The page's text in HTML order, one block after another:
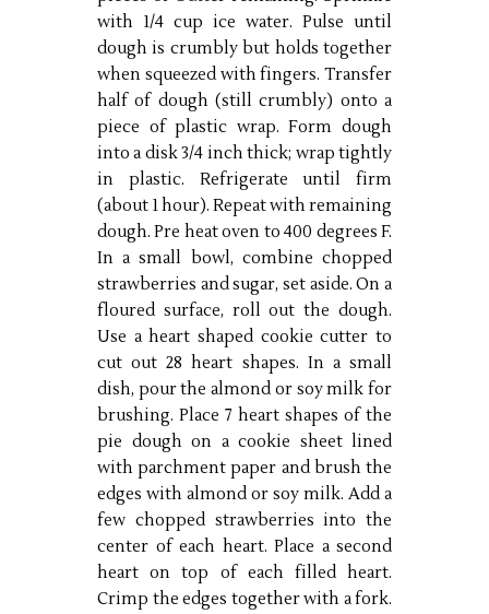
with 1/4 cup ice water. Pulse until
dough is crumbly but holds together
when squeezed with fingers. Transfer
half of dough (still crumbly) onto a
piece of plastic wrap. Form dough
into a disk 3/4 inch thick; wrap tightly
in plastic. Refrigerate until firm
(about 1 hour). Repeat with remaining
dough. Pre heat oven to 400 degrees F.
In a small bowl, combine chopped
strawberries and sugar, set aside.On a
floured surface, roll out the dough.
Use a heart shaped cookie cutter to
cut out 28 heart shapes. In a small
dish, pour the almond or soy milk for
brushing. Place 7 heart shapes of the
pie dough on a cookie sheet lined
with parchment paper and brush the
edges with almond or soy milk. Add a
few chopped strawberries into the
center of each heart. Place a second
heart on top of each filled heart.
Crimp the edges together with a fork.